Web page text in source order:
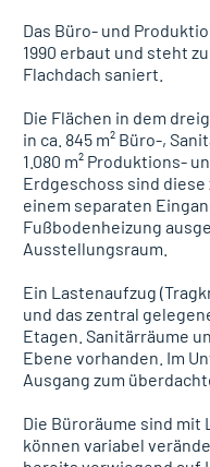
Das Büro- und
1990 erbaut und steht
Flachdach saniert.
Die Flächen in dem
in ca. 845 m² Büro-,
1.080 m² Produktions-
Erdgeschoss sind
einem separaten
Fußbodenheizung
Ausstellungsraum.
Ein Lastenaufzug
und das zentral
Etagen. Sanitärräume
Ebene vorhanden. Im
Ausgang zum
Die Büroräume sind
können variabel